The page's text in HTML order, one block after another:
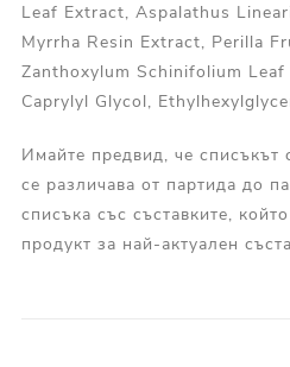
Leaf Extract, Aspalathus
Myrrha Resin Extract, Perilla
Zanthoxylum Schinifolium
Caprylyl Glycol,
Имайте предвид, че списъкът
се различава от партида до
списъка със съставките,
продукт за най-актуален